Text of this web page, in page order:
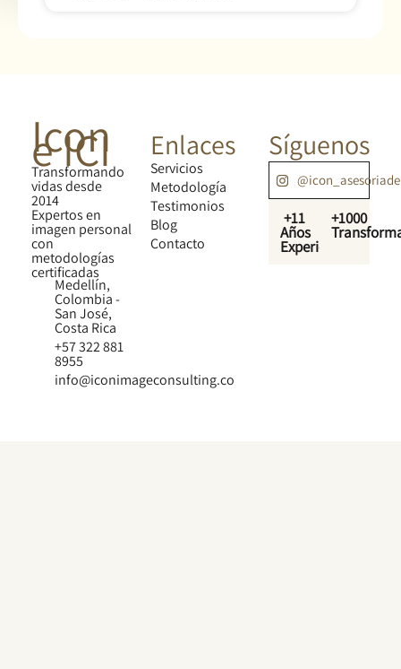
Icon
e ICI
Transformando
vidas desde
2014
Expertos en
imagen personal
con
metodologías
certificadas
Medellín,
Colombia -
San José,
Costa Rica
+57 322 881
8955
info@iconimageconsulting.co
Enlaces
Servicios
Metodología
Testimonios
Blog
Contacto
Síguenos
+11
Años
Experiencia
+1000